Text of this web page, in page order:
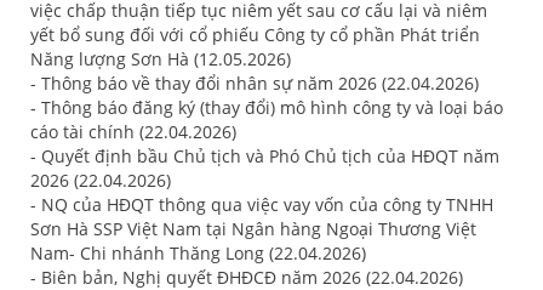
việc chấp thuận tiếp tục niêm yết sau cơ cấu lại và niêm
yết bổ sung đối với cổ phiếu Công ty cổ phần Phát triển
Năng lượng Sơn Hà (12.05.2026)
- Thông báo về thay đổi nhân sự năm 2026 (22.04.2026)
- Thông báo đăng ký (thay đổi) mô hình công ty và loại báo
cáo tài chính (22.04.2026)
- Quyết định bầu Chủ tịch và Phó Chủ tịch của HĐQT năm
2026 (22.04.2026)
- NQ của HĐQT thông qua việc vay vốn của công ty TNHH
Sơn Hà SSP Việt Nam tại Ngân hàng Ngoại Thương Việt
Nam- Chi nhánh Thăng Long (22.04.2026)
- Biên bản, Nghị quyết ĐHĐCĐ năm 2026 (22.04.2026)